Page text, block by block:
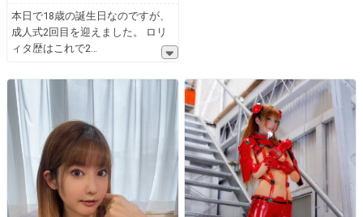
本日で18歳の誕生日なのですが、
成人式2回目を迎えました。 ロリ
ィタ歴はこれで2